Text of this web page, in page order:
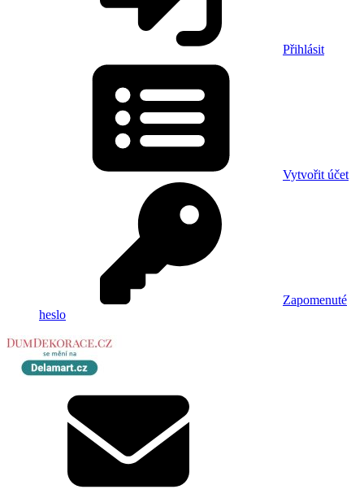
Přihlásit
Vytvořit účet
Zapomenuté
heslo